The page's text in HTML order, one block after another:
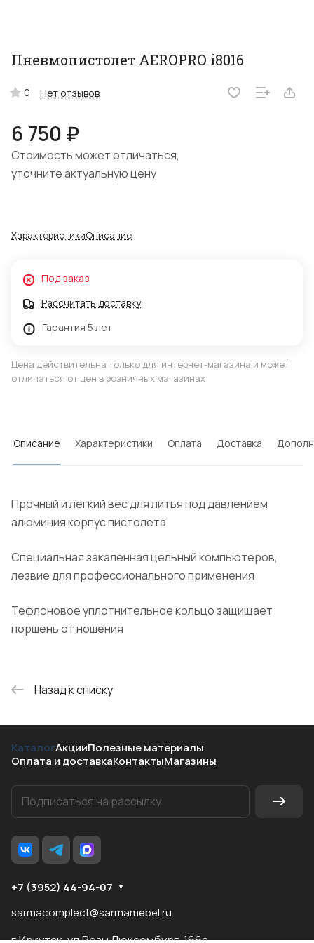
Пневмопистолет AEROPRO i8016
0 Нет отзывов
6 750 ₽
Стоимость может отличаться,
уточните актуальную цену
ХарактеристикиОписание
Под заказ
Рассчитать доставку
Гарантия 5 лет
Цена действительна только для интернет-магазина и может
отличаться от цен в розничных магазинах
Описание Характеристики Оплата Доставка
Прочный и легкий вес для литья под давлением
алюминия корпус пистолета
Специальная закаленная цельный компьютеров,
лезвие для профессионального применения
Тефлоновое уплотнительное кольцо защищает
поршень от ношения
Назад к списку
КаталогАкцииПолезные материалы
Оплата и доставкаКонтактыМагазины
+7 (3952) 44-94-07
sarmacomplect@sarmamebel.ru